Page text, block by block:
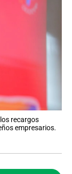
recargos
empresarios.